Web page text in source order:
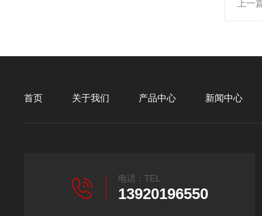
上一
首页 关于我们 产品中心 新闻中心
电话：TEL
13920196550